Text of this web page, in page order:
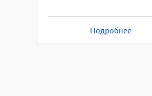
Подробнее